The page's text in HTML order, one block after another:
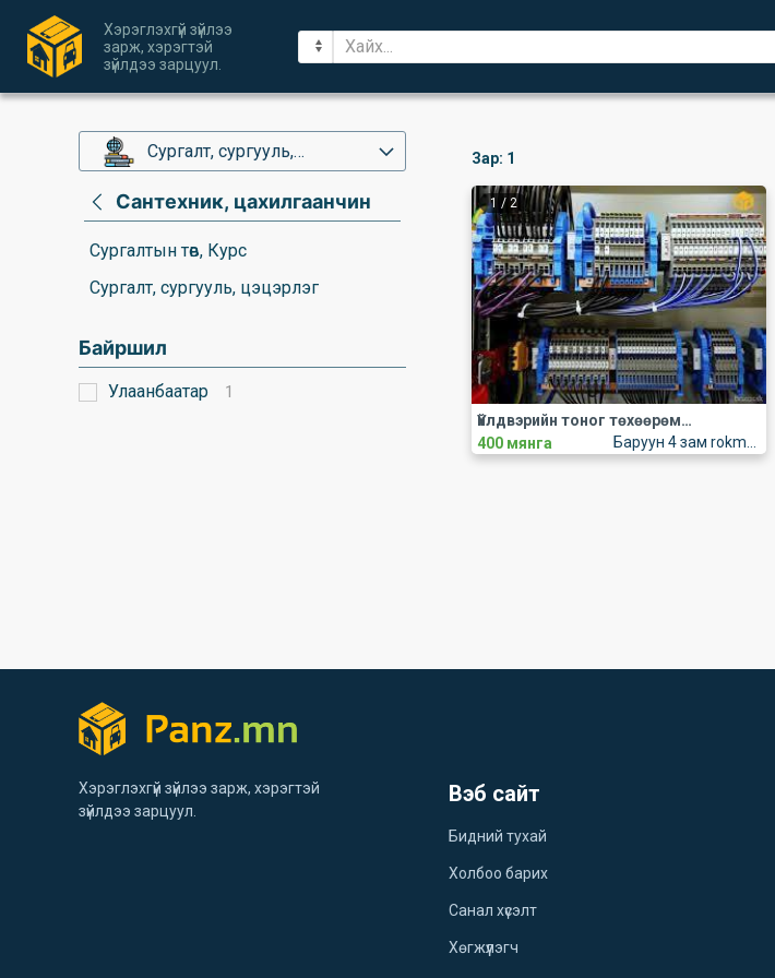
Хэрэглэхгүй зүйлээ
зарж, хэрэгтэй
зүйлдээ зарцуул.
Сургалт, сургууль,
цэцэрлэг
Сантехник, цахилгаанчин
Сургалтын төв, Курс
Сургалт, сургууль, цэцэрлэг
Байршил
Улаанбаатар 1
Зар: 1
1 / 2
Үйлдвэрийн тоног төхөөрөмжийн цахилгааны сургалт
400 мянга
Хэрэглэхгүй зүйлээ зарж, хэрэгтэй
зүйлдээ зарцуул.
Вэб сайт
Бидний тухай
Холбоо барих
Санал хүсэлт
Хөгжүүлэгч